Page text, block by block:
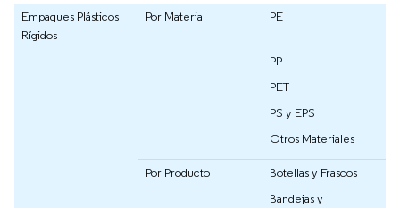
Empaques Plásticos
Rígidos
Por Material PE
PP
PET
PS y EPS
Otros Materiales
Por Producto
Botellas y Frascos
Bandejas y